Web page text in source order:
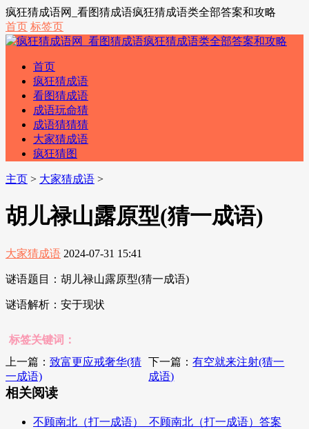
疯狂猜成语网_看图猜成语疯狂猜成语类全部答案和攻略
首页 标签页
首页
疯狂猜成语
看图猜成语
成语玩命猜
成语猜猜猜
大家猜成语
疯狂猜图
主页 > 大家猜成语 >
胡儿禄山露原型(猜一成语)
大家猜成语 2024-07-31 15:41
谜语题目：胡儿禄山露原型(猜一成语)
谜语解析：安于现状
标签关键词：
上一篇： 致富更应戒奢华(猜
一成语)
下一篇：有空就来注射(猜一
成语)
相关阅读
不顾南北（打一成语）_不顾南北（打一成语）答案